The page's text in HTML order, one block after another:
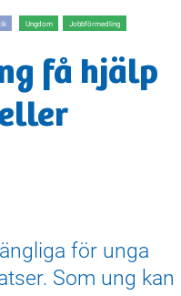
Ungdom Jobbförmedling
få hjälp
för unga
Som ung kan